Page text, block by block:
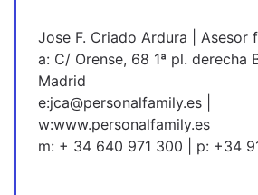
Jose F. Criado Ardura | Asesor
a: C/ Orense, 68 1ª pl. derecha
Madrid
e:jca@personalfamily.es |
w:www.personalfamily.es
m: + 34 640 971 300 | p: +34